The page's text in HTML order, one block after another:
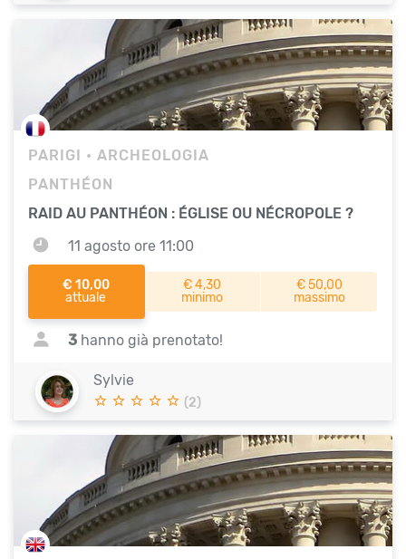
PARIGI • ARCHEOLOGIA
PANTHÉON
RAID AU PANTHÉON : ÉGLISE OU NÉCROPOLE ?
11 agosto ore 11:00
€ 10,00
attuale
€ 4,30
minimo
€ 50,00
massimo
3 hanno già prenotato!
Sylvie
(2)